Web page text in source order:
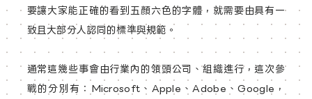
要讓大家能正確的看到五顏六色的字體，就需要由具有一
致且大部分人認同的標準與規範。
通常這幾些事會由行業內的領頭公司、組織進行，這次參
戰的分別有：Microsoft、Apple、Adobe、Google，